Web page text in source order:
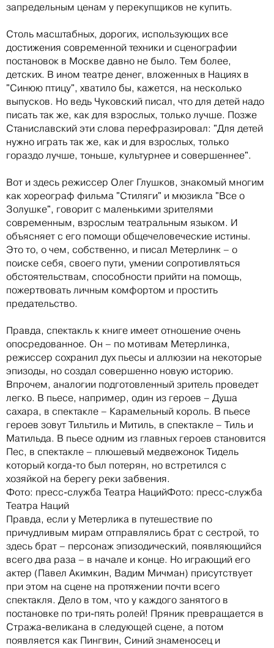
запредельным ценам у перекупщиков не купить.
Столь масштабных, дорогих, использующих все
достижения современной техники и сценографии
постановок в Москве давно не было. Тем более,
детских. В ином театре денег, вложенных в Нациях в
"Синюю птицу", хватило бы, кажется, на несколько
выпусков. Но ведь Чуковский писал, что для детей надо
писать так же, как для взрослых, только лучше. Позже
Станиславский эти слова перефразировал: "Для детей
нужно играть так же, как и для взрослых, только
гораздо лучше, тоньше, культурнее и совершеннее".
Вот и здесь режиссер Олег Глушков, знакомый многим
как хореограф фильма "Стиляги" и мюзикла "Все о
Золушке", говорит с маленькими зрителями
современным, взрослым театральным языком. И
объясняет с его помощи общечеловеческие истины.
Это то, о чем, собственно, и писал Метерлинк – о
поиске себя, своего пути, умении сопротивляться
обстоятельствам, способности прийти на помощь,
пожертвовать личным комфортом и простить
предательство.
Правда, спектакль к книге имеет отношение очень
опосредованное. Он – по мотивам Метерлинка,
режиссер сохранил дух пьесы и аллюзии на некоторые
эпизоды, но создал совершенно новую историю.
Впрочем, аналогии подготовленный зритель проведет
легко. В пьесе, например, один из героев – Душа
сахара, в спектакле – Карамельный король. В пьесе
героев зовут Тильтиль и Митиль, в спектакле – Тиль и
Матильда. В пьесе одним из главных героев становится
Пес, в спектакле – плюшевый медвежонок Тидель
который когда-то был потерян, но встретился с
хозяйкой на берегу реки забвения.
Фото: пресс-служба Театра НацийФото: пресс-служба
Театра Наций
Правда, если у Метерлика в путешествие по
причудливым мирам отправлялись брат с сестрой, то
здесь брат – персонаж эпизодический, появляющийся
всего два раза – в начале и конце. Но играющий его
актер (Павел Акимкин, Вадим Мичман) присутствует
при этом на сцене на протяжении почти всего
спектакля. Дело в том, что у каждого занятого в
постановке по три-пять ролей! Пряник превращается в
Стража-великана в следующей сцене, а потом
появляется как Пингвин, Синий знаменосец и